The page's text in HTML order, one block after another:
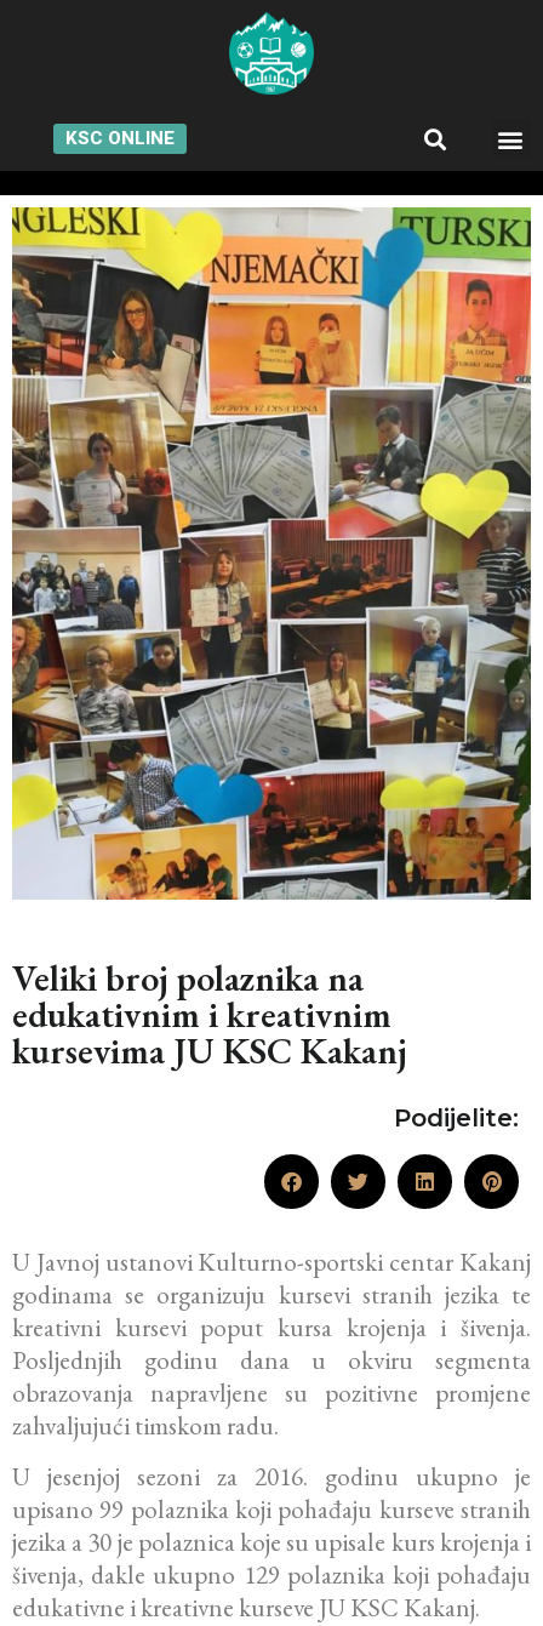
KSC ONLINE
Veliki broj polaznika na
edukativnim i kreativnim
kursevima JU KSC Kakanj
Podijelite:
U Javnoj ustanovi Kulturno-sportski centar Kakanj
godinama se organizuju kursevi stranih jezika te
kreativni kursevi poput kursa krojenja i šivenja.
Posljednjih godinu dana u okviru segmenta
obrazovanja napravljene su pozitivne promjene
zahvaljujući timskom radu.
U jesenjoj sezoni za 2016. godinu ukupno je
upisano 99 polaznika koji pohađaju kurseve stranih
jezika a 30 je polaznica koje su upisale kurs krojenja i
šivenja, dakle ukupno 129 polaznika koji pohađaju
edukativne i kreativne kurseve JU KSC Kakanj.